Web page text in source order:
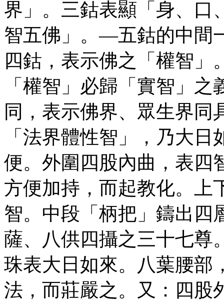
界」。三鈷表顯「身、口
智五佛」。—五鈷的中間
四鈷，表示佛之「權智」
「權智」必歸「實智」
同，表示佛界、眾生界同
「法界體性智」，乃大
便。外圍四股內曲，表四
方便加持，而起教化。上
智。中段「柄把」鑄出四
薩、八供四攝之三十七尊
珠表大日如來。八葉腰部
法，而莊嚴之。又：四股